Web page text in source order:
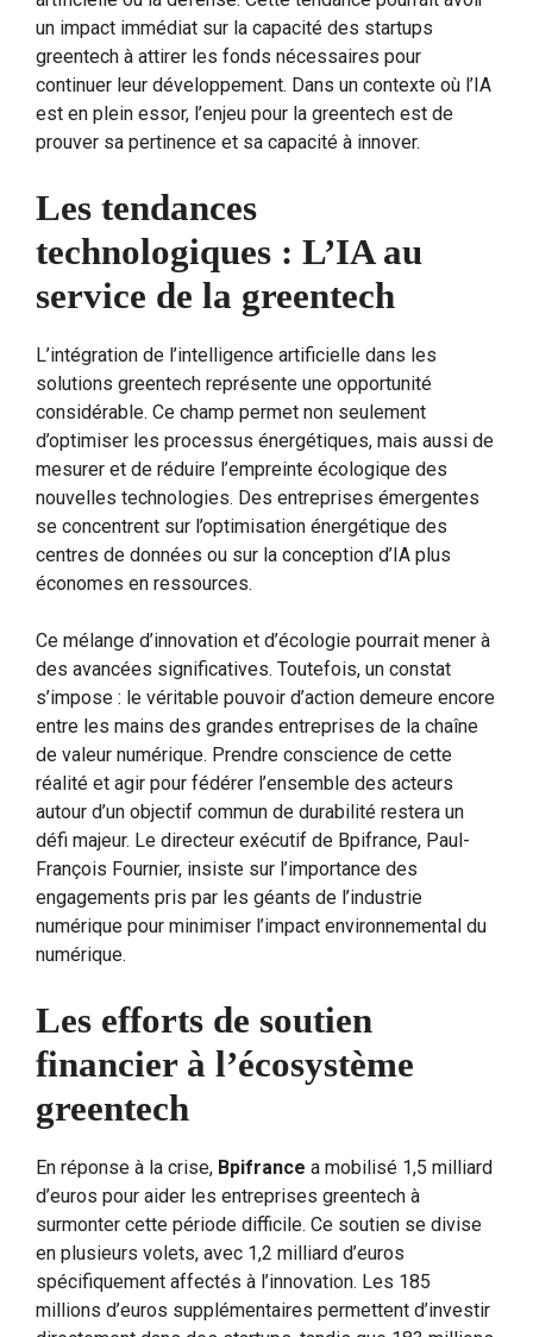
un impact immédiat sur la capacité des startups
greentech à attirer les fonds nécessaires pour
continuer leur développement. Dans un contexte où l’IA
est en plein essor, l’enjeu pour la greentech est de
prouver sa pertinence et sa capacité à innover.
Les tendances
technologiques : L’IA au
service de la greentech
L’intégration de l’intelligence artificielle dans les
solutions greentech représente une opportunité
considérable. Ce champ permet non seulement
d’optimiser les processus énergétiques, mais aussi de
mesurer et de réduire l’empreinte écologique des
nouvelles technologies. Des entreprises émergentes
se concentrent sur l’optimisation énergétique des
centres de données ou sur la conception d’IA plus
économes en ressources.
Ce mélange d’innovation et d’écologie pourrait mener à
des avancées significatives. Toutefois, un constat
s’impose : le véritable pouvoir d’action demeure encore
entre les mains des grandes entreprises de la chaîne
de valeur numérique. Prendre conscience de cette
réalité et agir pour fédérer l’ensemble des acteurs
autour d’un objectif commun de durabilité restera un
défi majeur. Le directeur exécutif de Bpifrance, Paul-
François Fournier, insiste sur l’importance des
engagements pris par les géants de l’industrie
numérique pour minimiser l’impact environnemental du
numérique.
Les efforts de soutien
financier à l’écosystème
greentech
En réponse à la crise, Bpifrance a mobilisé 1,5 milliard
d’euros pour aider les entreprises greentech à
surmonter cette période difficile. Ce soutien se divise
en plusieurs volets, avec 1,2 milliard d’euros
spécifiquement affectés à l’innovation. Les 185
millions d’euros supplémentaires permettent d’investir